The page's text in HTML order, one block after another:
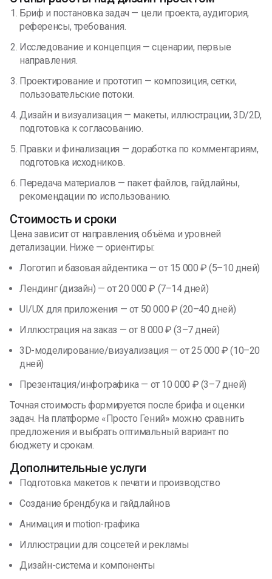
Бриф и постановка задач — цели проекта, аудитория,
референсы, требования.
Исследование и концепция — сценарии, первые
направления.
Проектирование и прототип — композиция, сетки,
пользовательские потоки.
Дизайн и визуализация — макеты, иллюстрации, 3D/2D,
подготовка к согласованию.
Правки и финализация — доработка по комментариям,
подготовка исходников.
Передача материалов — пакет файлов, гайдлайны,
рекомендации по использованию.
Стоимость и сроки
Цена зависит от направления, объёма и уровней
детализации. Ниже — ориентиры:
Логотип и базовая айдентика — от 15 000 ₽ (5–10 дней)
Лендинг (дизайн) — от 20 000 ₽ (7–14 дней)
UI/UX для приложения — от 50 000 ₽ (20–40 дней)
Иллюстрация на заказ — от 8 000 ₽ (3–7 дней)
3D-моделирование/визуализация — от 25 000 ₽ (10–20
дней)
Презентация/инфографика — от 10 000 ₽ (3–7 дней)
Точная стоимость формируется после брифа и оценки
задач. На платформе «Просто Гений» можно сравнить
предложения и выбрать оптимальный вариант по
бюджету и срокам.
Дополнительные услуги
Подготовка макетов к печати и производство
Создание брендбука и гайдлайнов
Анимация и motion-графика
Иллюстрации для соцсетей и рекламы
Дизайн-система и компоненты